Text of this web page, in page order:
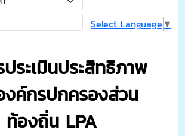
Select Language ▼
ระเมินประสิทธิภาพ
งค์กรปกครองส่วน
ท้องถิ่น LPA